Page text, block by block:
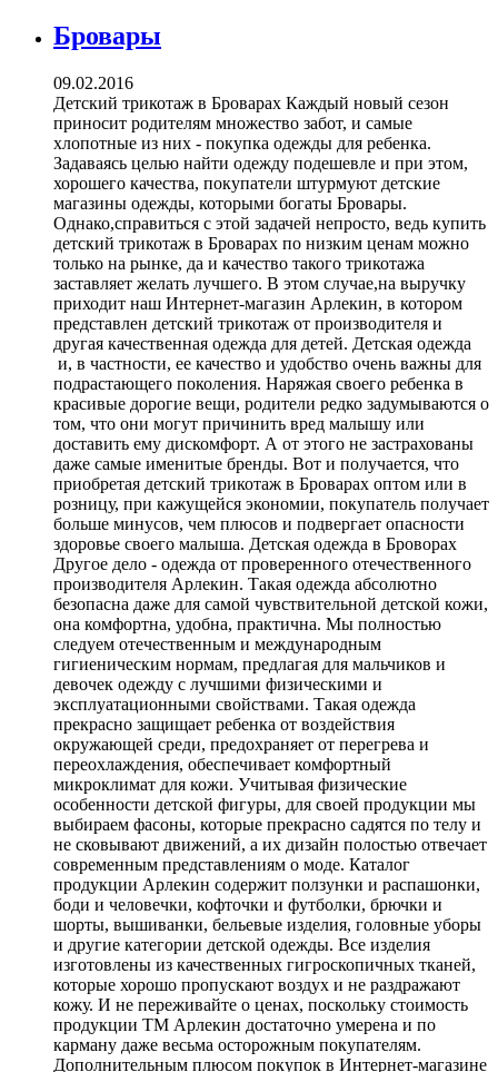
Бровары
09.02.2016
Детский трикотаж в Броварах Каждый новый сезон
приносит родителям множество забот, и самые
хлопотные из них - покупка одежды для ребенка.
Задаваясь целью найти одежду подешевле и при этом,
хорошего качества, покупатели штурмуют детские
магазины одежды, которыми богаты Бровары.
Однако,справиться с этой задачей непросто, ведь купить
детский трикотаж в Броварах по низким ценам можно
только на рынке, да и качество такого трикотажа
заставляет желать лучшего. В этом случае,на выручку
приходит наш Интернет-магазин Арлекин, в котором
представлен детский трикотаж от производителя и
другая качественная одежда для детей. Детская одежда
и, в частности, ее качество и удобство очень важны для
подрастающего поколения. Наряжая своего ребенка в
красивые дорогие вещи, родители редко задумываются о
том, что они могут причинить вред малышу или
доставить ему дискомфорт. А от этого не застрахованы
даже самые именитые бренды. Вот и получается, что
приобретая детский трикотаж в Броварах оптом или в
розницу, при кажущейся экономии, покупатель получает
больше минусов, чем плюсов и подвергает опасности
здоровье своего малыша. Детская одежда в Броворах
Другое дело - одежда от проверенного отечественного
производителя Арлекин. Такая одежда абсолютно
безопасна даже для самой чувствительной детской кожи,
она комфортна, удобна, практична. Мы полностью
следуем отечественным и международным
гигиеническим нормам, предлагая для мальчиков и
девочек одежду с лучшими физическими и
эксплуатационными свойствами. Такая одежда
прекрасно защищает ребенка от воздействия
окружающей среди, предохраняет от перегрева и
переохлаждения, обеспечивает комфортный
микроклимат для кожи. Учитывая физические
особенности детской фигуры, для своей продукции мы
выбираем фасоны, которые прекрасно садятся по телу и
не сковывают движений, а их дизайн полостью отвечает
современным представлениям о моде. Каталог
продукции Арлекин содержит ползунки и распашонки,
боди и человечки, кофточки и футболки, брючки и
шорты, вышиванки, бельевые изделия, головные уборы
и другие категории детской одежды. Все изделия
изготовлены из качественных гигроскопичных тканей,
которые хорошо пропускают воздух и не раздражают
кожу. И не переживайте о ценах, поскольку стоимость
продукции ТМ Арлекин достаточно умерена и по
карману даже весьма осторожным покупателям.
Дополнительным плюсом покупок в Интернет-магазине